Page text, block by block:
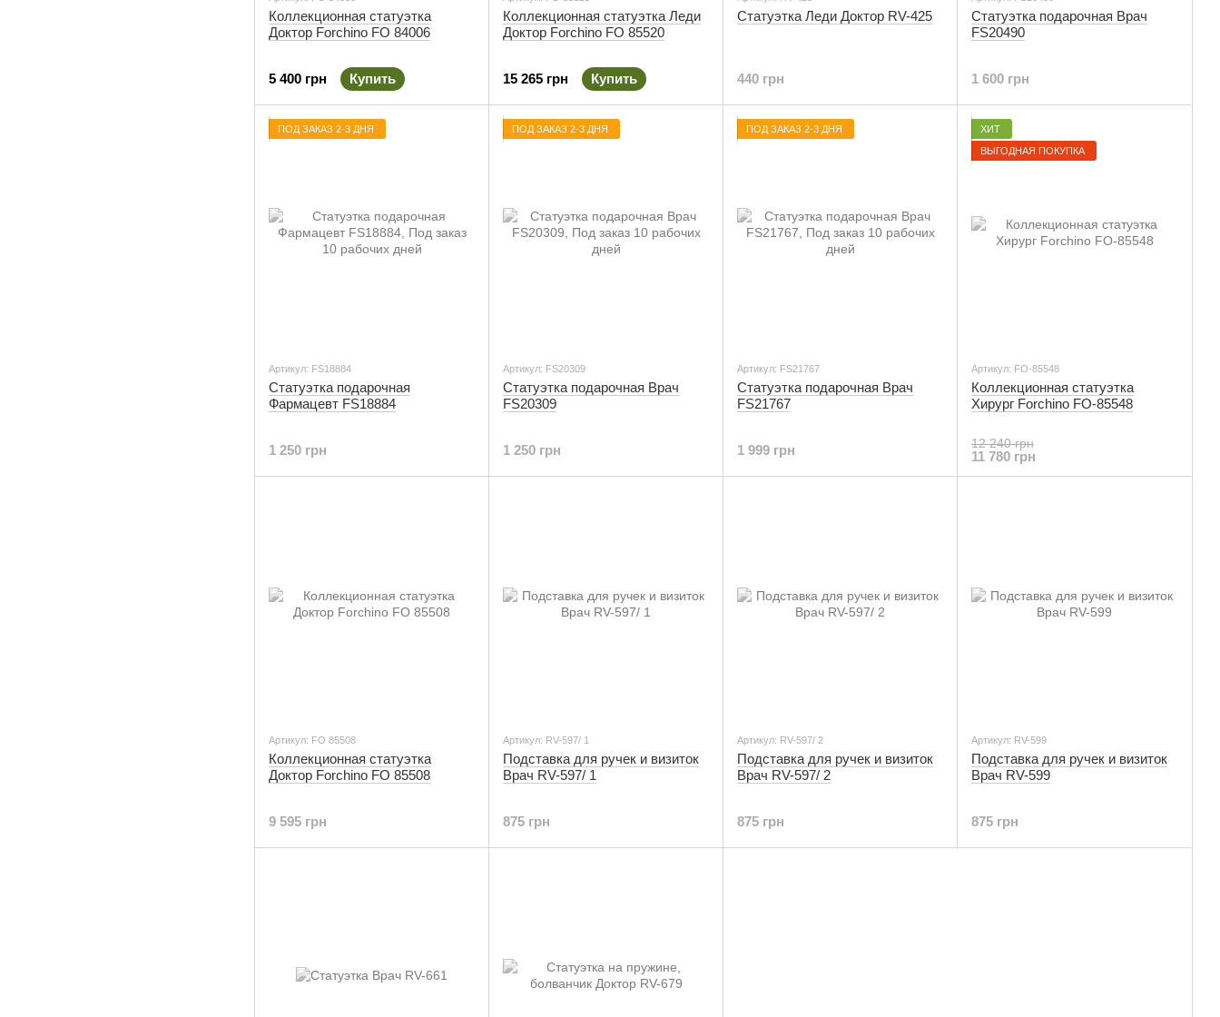
Коллекционная статуэтка
Доктор Forchino FO 84006
5 400 грн Купить
Коллекционная статуэтка Леди
Доктор Forchino FO 85520
15 265 грн Купить
Статуэтка Леди Доктор RV-425
440 грн
Статуэтка подарочная Врач
FS20490
1 600 грн
ПОД ЗАКАЗ 2-3 ДНЯ
Артикул: FS18884
Статуэтка подарочная
Фармацевт FS18884
1 250 грн
ПОД ЗАКАЗ 2-3 ДНЯ
Артикул: FS20309
Статуэтка подарочная Врач
FS20309
1 250 грн
ПОД ЗАКАЗ 2-3 ДНЯ
Артикул: FS21767
Статуэтка подарочная Врач
FS21767
1 999 грн
ХИТ
ВЫГОДНАЯ ПОКУПКА
Артикул: FO-85548
Коллекционная статуэтка
Хирург Forchino FO-85548
12 240 грн
11 780 грн
Артикул: FO 85508
Коллекционная статуэтка
Доктор Forchino FO 85508
9 595 грн
Артикул: RV-597/ 1
Подставка для ручек и визиток
Врач RV-597/ 1
875 грн
Артикул: RV-597/ 2
Подставка для ручек и визиток
Врач RV-597/ 2
875 грн
Артикул: RV-599
Подставка для ручек и визиток
Врач RV-599
875 грн